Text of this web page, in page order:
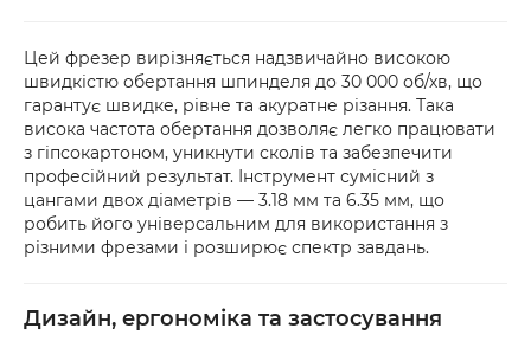
Цей фрезер вирізняється надзвичайно високою
швидкістю обертання шпинделя до 30 000 об/хв, що
гарантує швидке, рівне та акуратне різання. Така
висока частота обертання дозволяє легко працювати
з гіпсокартоном, уникнути сколів та забезпечити
професійний результат. Інструмент сумісний з
цангами двох діаметрів — 3.18 мм та 6.35 мм, що
робить його універсальним для використання з
різними фрезами і розширює спектр завдань.
Дизайн, ергономіка та застосування